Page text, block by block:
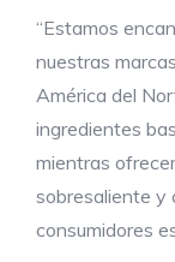
“Estamos
nuestras
América del
ingredientes
mientras
sobresaliente y
consumidores